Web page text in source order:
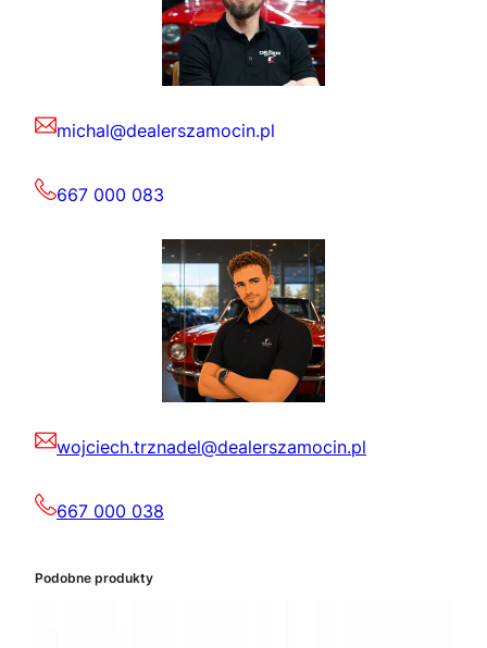
michal@dealerszamocin.pl
667 000 083
wojciech.trznadel@dealerszamocin.pl
667 000 038
Podobne produkty